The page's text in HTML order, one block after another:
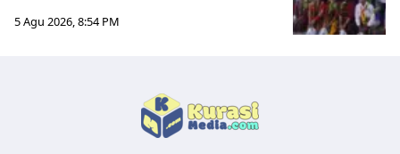
5 Agu 2026, 8:54 PM